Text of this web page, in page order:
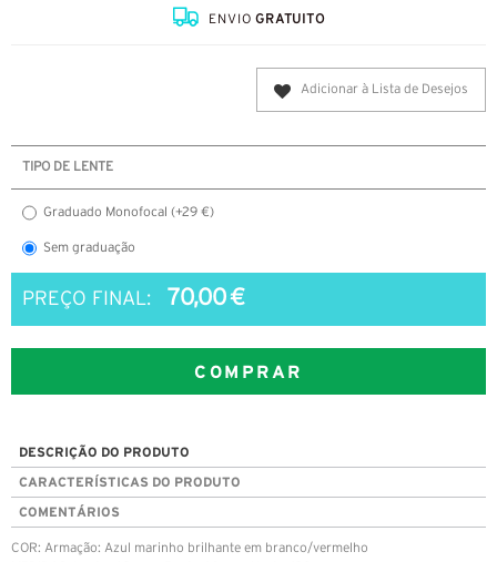
ENVIOGRATUITO
Adicionar à Lista de Desejos
TIPO DE LENTE
Graduado Monofocal (+29 €)
Sem graduação
PREÇO FINAL: 70,00 €
COMPRAR
DESCRIÇÃO DO PRODUTO
CARACTERÍSTICAS DO PRODUTO
COMENTÁRIOS
COR: Armação: Azul marinho brilhante em branco/vermelho